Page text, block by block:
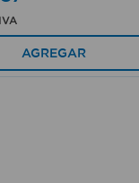
AGREGAR